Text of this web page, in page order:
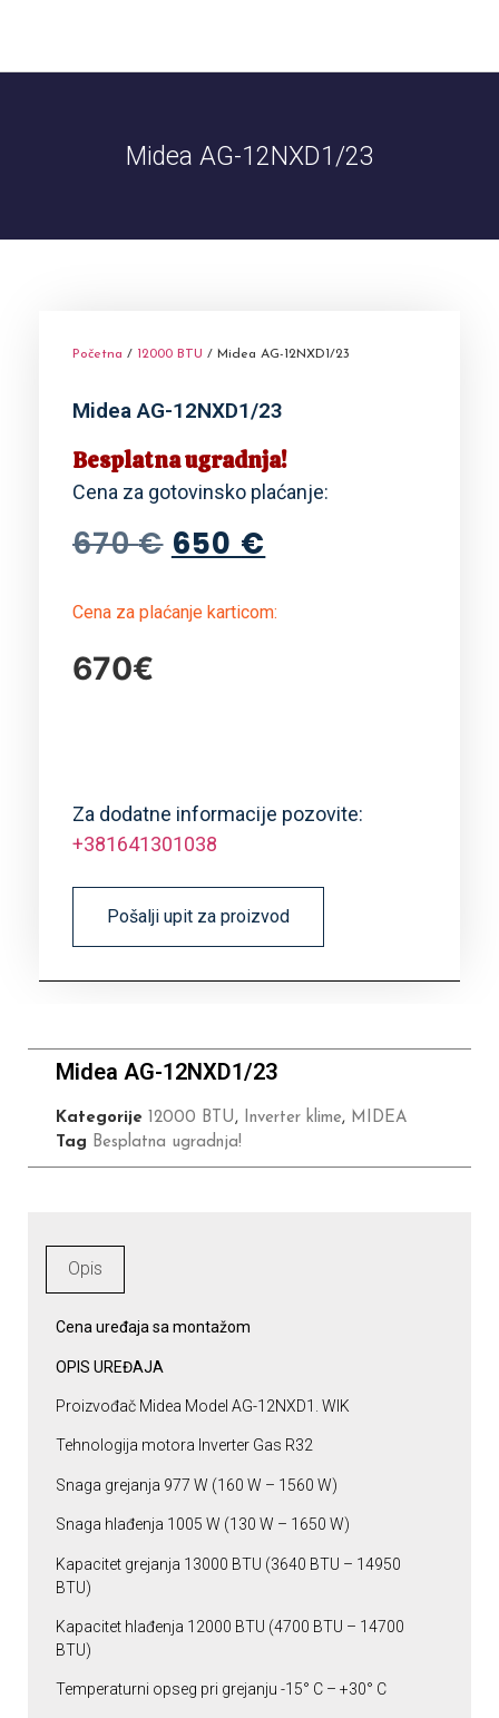
Midea AG-12NXD1/23
Početna / 12000 BTU / Midea AG-12NXD1/23
Midea AG-12NXD1/23
Besplatna ugradnja!
Cena za gotovinsko plaćanje:
670€ 650 €
Cena za plaćanje karticom:
670€
Za dodatne informacije pozovite:
+381641301038
Pošalji upit za proizvod
Midea AG-12NXD1/23
Kategorije 12000 BTU, Inverter klime, MIDEA
Tag Besplatna ugradnja!
Opis
Cena uređaja sa montažom
OPIS UREĐAJA
Proizvođač Midea Model AG-12NXD1. WIK
Tehnologija motora Inverter Gas R32
Snaga grejanja 977 W (160 W – 1560 W)
Snaga hlađenja 1005 W (130 W – 1650 W)
Kapacitet grejanja 13000 BTU (3640 BTU – 14950
BTU)
Kapacitet hlađenja 12000 BTU (4700 BTU – 14700
BTU)
Temperaturni opseg pri grejanju -15° C – +30° C